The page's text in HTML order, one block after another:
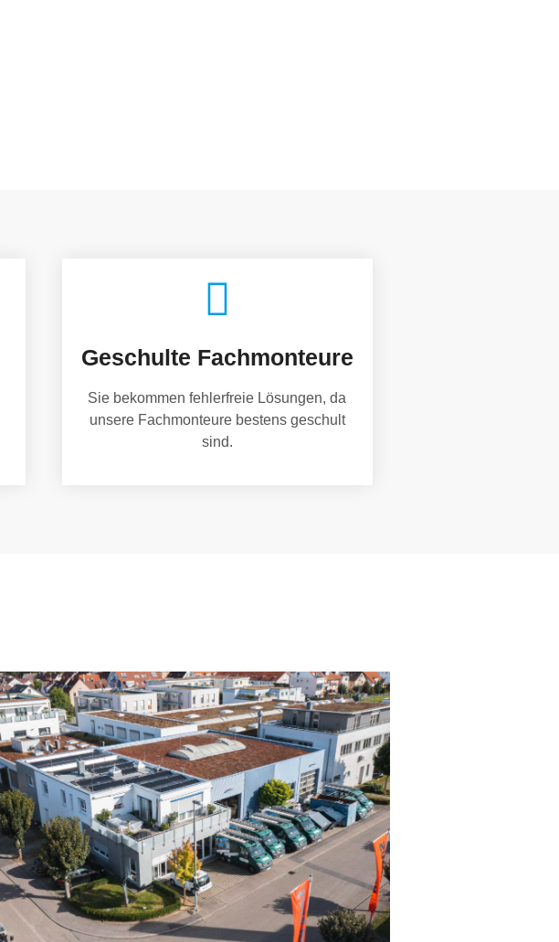
Geschulte Fachmonteure
Sie bekommen fehlerfreie Lösungen, da
unsere Fachmonteure bestens geschult
sind.